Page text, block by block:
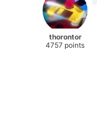
thorontor
4757 points